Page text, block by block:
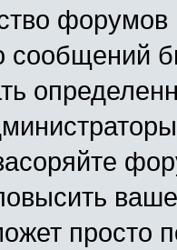
форумов
сообщений
просто